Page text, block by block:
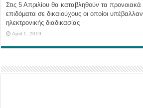
Στις 5 Απριλίου θα καταβληθούν τα
επιδόματα σε δικαιούχους οι οποίοι
ηλεκτρονικής διαδικασίας
April 1, 2019